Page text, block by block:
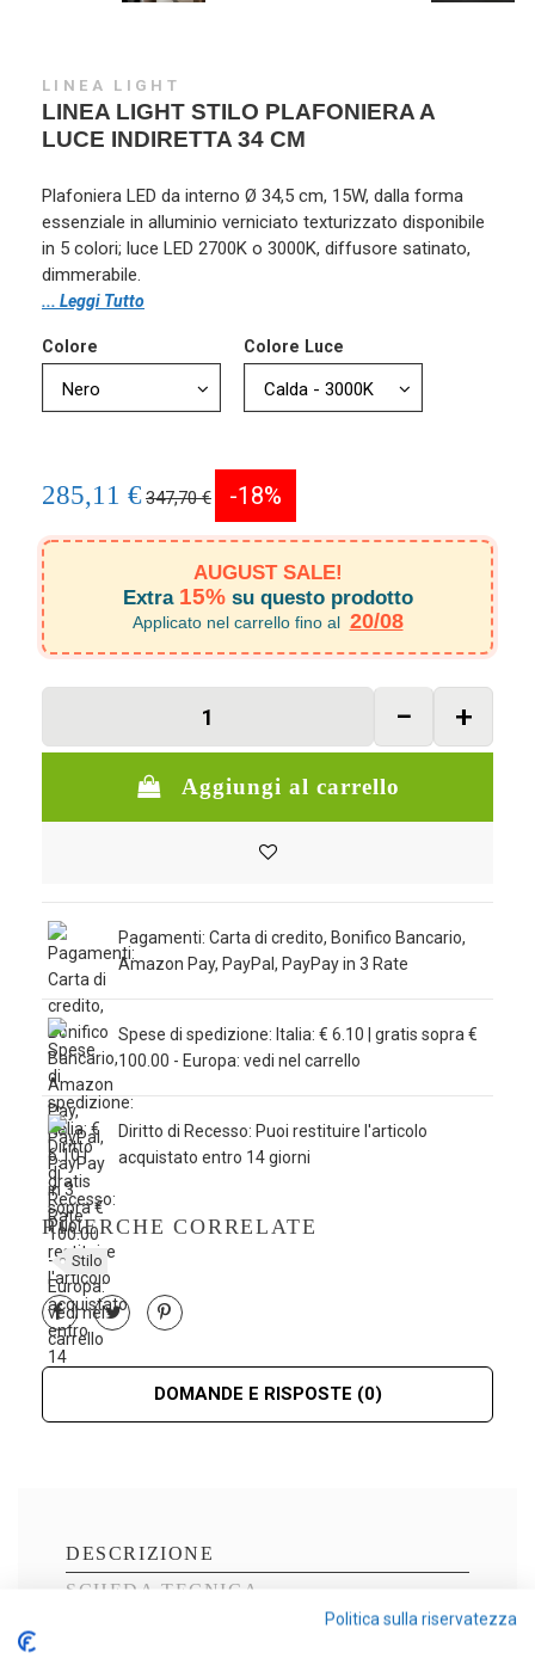
LINEA LIGHT
LINEA LIGHT STILO PLAFONIERA A
LUCE INDIRETTA 34 CM
Plafoniera LED da interno Ø 34,5 cm, 15W, dalla forma
essenziale in alluminio verniciato texturizzato disponibile
in 5 colori; luce LED 2700K o 3000K, diffusore satinato,
dimmerabile.
... Leggi Tutto
Colore Colore Luce
285,11 €347,70 € -18%
AUGUST SALE!
Extra 15%su questo prodotto
Applicato nel carrello fino al 20/08
Aggiungi al carrello
Pagamenti: Carta di credito, Bonifico Bancario,
Amazon Pay, PayPal, PayPay in 3 Rate
Spese di spedizione: Italia: € 6.10 | gratis sopra €
100.00 - Europa: vedi nel carrello
Diritto di Recesso: Puoi restituire l'articolo
acquistato entro 14 giorni
RICERCHE CORRELATE
Stilo
DOMANDE E RISPOSTE (0)
DESCRIZIONE
SCHEDA TECNICA
Politica sulla riservatezza